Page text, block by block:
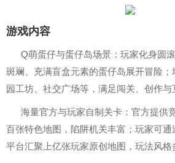
游戏内容
Q萌蛋仔与蛋仔岛场景：玩家化身圆
斑斓、充满盲盒元素的蛋仔岛展开冒险
园工坊、社交广场等，满足闯关、创作与
海量官方与玩家自制关卡：官方提供
百张特色地图，陷阱机关丰富；玩家可通
平台汇聚上亿张玩家原创地图，玩法风格